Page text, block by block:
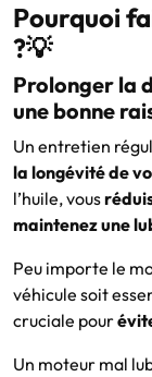
Pourquoi
?💡
Prolonger la
une bonne
Un entretien
la longévité de
l’huile, vous
maintenez une
Peu importe le
véhicule soit
cruciale pour
Un moteur mal